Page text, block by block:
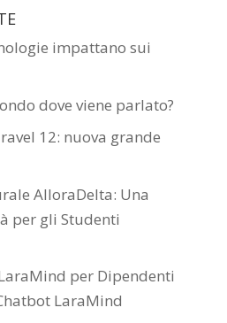
impattano sui
dove viene parlato?
12: nuova grande
AlloraDelta: Una
per gli Studenti
per Dipendenti
LaraMind